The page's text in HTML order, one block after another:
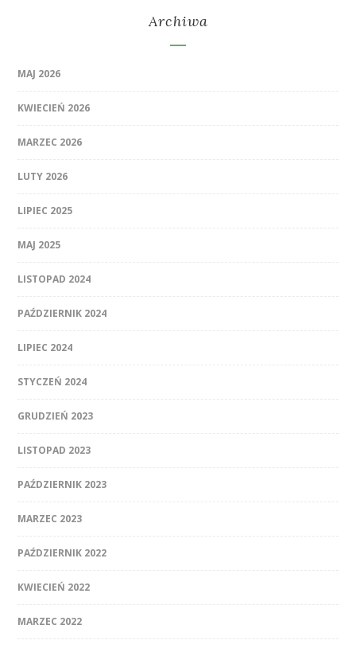
Archiwa
MAJ 2026
KWIECIEŃ 2026
MARZEC 2026
LUTY 2026
LIPIEC 2025
MAJ 2025
LISTOPAD 2024
PAŹDZIERNIK 2024
LIPIEC 2024
STYCZEŃ 2024
GRUDZIEŃ 2023
LISTOPAD 2023
PAŹDZIERNIK 2023
MARZEC 2023
PAŹDZIERNIK 2022
KWIECIEŃ 2022
MARZEC 2022